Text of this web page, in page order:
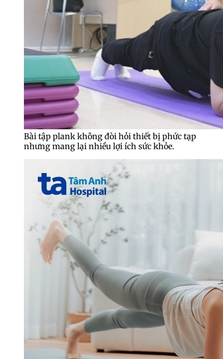
Bài tập plank không đòi hỏi thiết bị phức tạp
nhưng mang lại nhiều lợi ích sức khỏe.